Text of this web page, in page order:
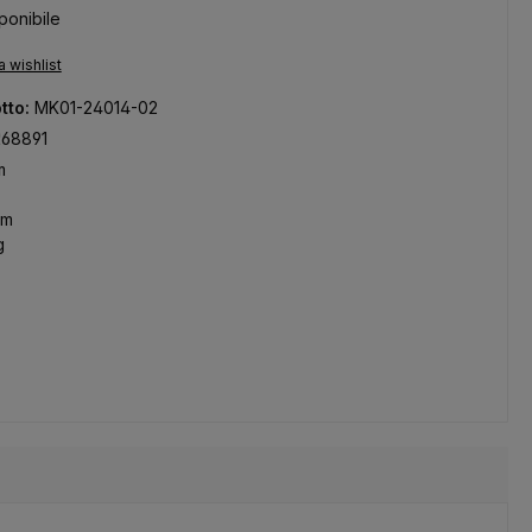
wishlist
MK01-24014-02